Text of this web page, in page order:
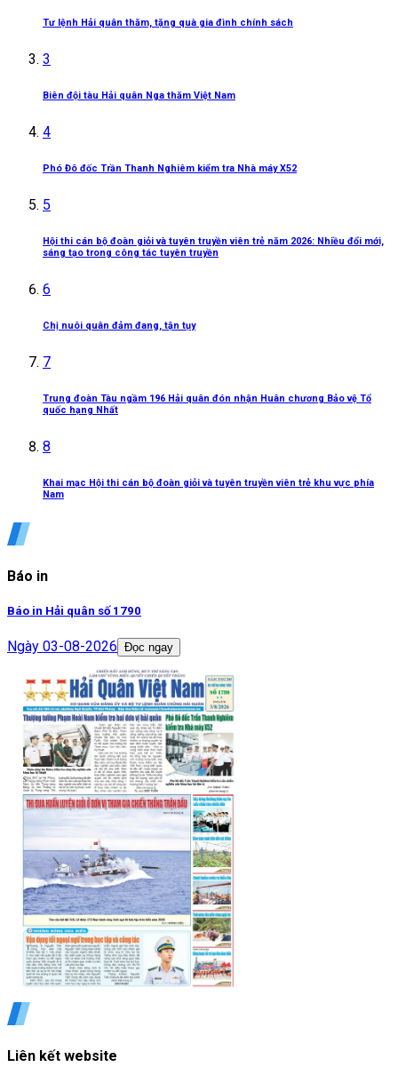
Tư lệnh Hải quân thăm, tặng quà gia đình chính sách
3
Biên đội tàu Hải quân Nga thăm Việt Nam
4
Phó Đô đốc Trần Thanh Nghiêm kiểm tra Nhà máy X52
5
Hội thi cán bộ đoàn giỏi và tuyên truyền viên trẻ năm 2026: Nhiều đổi mới,
sáng tạo trong công tác tuyên truyền
6
Chị nuôi quân đảm đang, tận tụy
7
Trung đoàn Tàu ngầm 196 Hải quân đón nhận Huân chương Bảo vệ Tổ
quốc hạng Nhất
8
Khai mạc Hội thi cán bộ đoàn giỏi và tuyên truyền viên trẻ khu vực phía
Nam
Báo in
Báo in Hải quân số 1790
Ngày 03-08-2026 Đọc ngay
Liên kết website